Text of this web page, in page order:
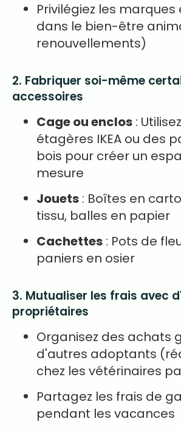
Privilégiez les
dans le bien-être
renouvellements)
2. Fabriquer soi-même
accessoires
Cage ou enclos :
étagères IKEA ou des
bois pour créer un
mesure
Jouets : Boîtes en
tissu, balles en papier
Cachettes : Pots de
paniers en osier
3. Mutualiser les frais avec
propriétaires
Organisez des achats
d'autres adoptants
chez les vétérinaires
Partagez les frais de
pendant les vacances